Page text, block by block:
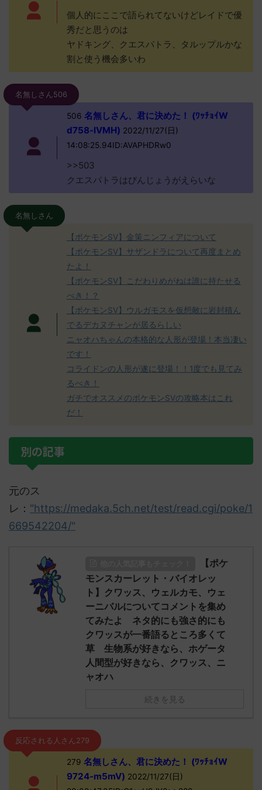
個人的にここで語られてないけどレイドで優
秀だと思うのは
ヤドキング、クエスパトラ、タルップルかな
割と使う機会多いわ
名無しさん506
506 名無しさん、君に決めた！ (ﾜｯﾁｮｲW
d758-lVMH) 2022/11/27(日)
14:08:25.94ID:AVAPHDRw0
>>503
クエスパトラはびんじょうがえらいな
名無しさん
【ポケモンSV】金策ニンフィアについて
【ポケモンSV】サザンドラについて再度まとめ
たよ！
【ポケモンSV】こだわりめがねは誰に持たせる
べき！？
【ポケモンSV】ウルガモスを仮想敵に岩封積ん
でるデカヌチャンが居るらしい
ニャオハちゃんの本格的な人形が登場！本当凄い
です！
コライドンの人形が遂に登場！！1度でも見てみ
るべき！
ガチでオススメのポケモンSVの攻略本はこれ
だ！
別の記事
元のス
レ： "https://medaka.5ch.net/test/read.cgi/poke/1
669542204/"
【ポケ
モンスカーレット・バイオレッ
ト】クワッス、ウェルカモ、ウェ
ーニバルについてコメントを集め
てみたよ ネタ的にも強さ的にも
クワッスが一番語るところ多くて
草 生物系が好きなら、ホゲータ
人間型が好きなら、クワッス、ニ
ャオハ
続きを見る
反応される人さん279
279 名無しさん、君に決めた！ (ﾜｯﾁｮｲW
9724-m5mV) 2022/11/27(日)